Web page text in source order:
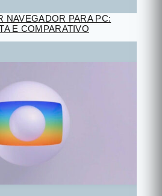
NAVEGADOR PARA PC:
E COMPARATIVO